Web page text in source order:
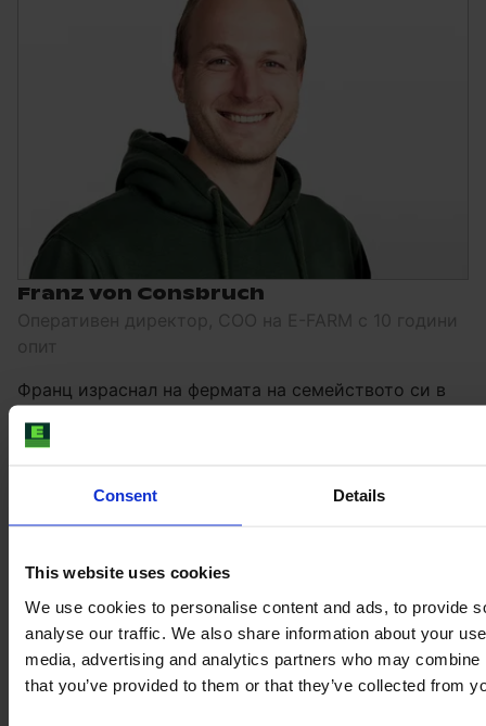
Consent Details
This website uses cookies
We use cookies to personalise content and ads, to provide
analyse our traffic. We also share information about your
media, advertising and analytics partners who may
that you’ve provided to them or that they’ve collected from
Franz von Consbruch
Оперативен директор, COO на E-FARM с 10 години
опит
Франц израснал на фермата на семейството си в
години и отговаря за счетоводството и
позволява, с удоволствие ще ви помогне да
намерите следващата си употребявана машина.
Говори:Английски език, Немски
E-mail:franz.consbruch@e-farm.com